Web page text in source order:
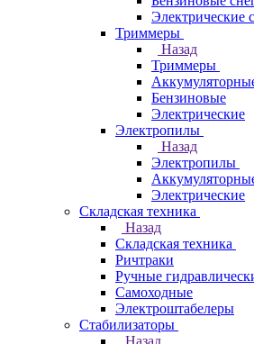
Электрические
Триммеры
Назад
Триммеры
Бензиновые
Электрические
Электропилы
Назад
Электропилы
Электрические
Складская техника
Назад
Складская техника
Ричтраки
Ручные
Самоходные
Электроштабелеры
Стабилизаторы
Назад